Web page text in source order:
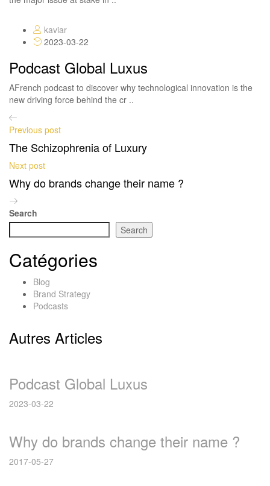
kaviar
2023-03-22
Podcast Global Luxus
AFrench podcast to discover why technological innovation is the
new driving force behind the cr ..
Previous post
The Schizophrenia of Luxury
Next post
Why do brands change their name ?
Search
Search
Catégories
Blog
Brand Strategy
Podcasts
Autres Articles
Podcast Global Luxus
2023-03-22
Why do brands change their name ?
2017-05-27